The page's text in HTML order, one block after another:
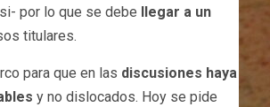
por lo que se debe llegar a un
titulares.
para que en las discusiones haya
y no dislocados. Hoy se pide